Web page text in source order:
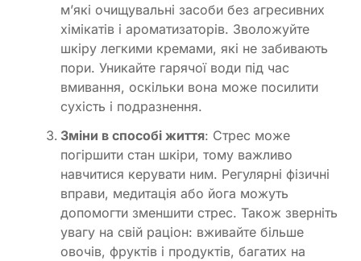
м’які очищувальні засоби без агресивних
хімікатів і ароматизаторів. Зволожуйте
шкіру легкими кремами, які не забивають
пори. Уникайте гарячої води під час
вмивання, оскільки вона може посилити
сухість і подразнення.
Зміни в способі життя: Стрес може
погіршити стан шкіри, тому важливо
навчитися керувати ним. Регулярні фізичні
вправи, медитація або йога можуть
допомогти зменшити стрес. Також зверніть
увагу на свій раціон: вживайте більше
овочів, фруктів і продуктів, багатих на